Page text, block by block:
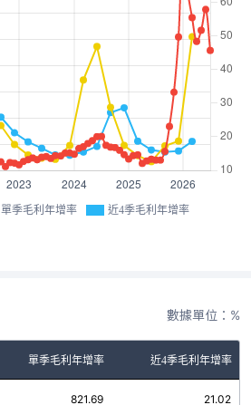
單季毛利年增率 近4季毛利年增率
數據單位：%
單季毛利年增率 近4季毛利年增率
821.69 21.02